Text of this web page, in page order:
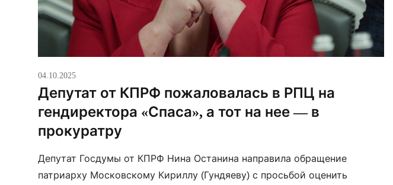
04.10.2025
Депутат от КПРФ пожаловалась в РПЦ на
гендиректора «Спаса», а тот на нее — в
прокуратру
Депутат Госдумы от КПРФ Нина Останина направила обращение
патриарху Московскому Кириллу (Гундяеву) с просьбой оценить